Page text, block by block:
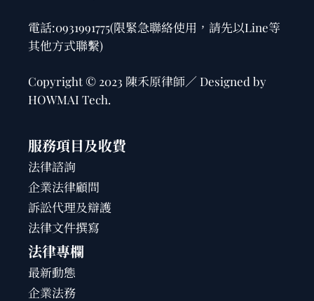
電話:0931991775(限緊急聯絡使用，請先以Line等
其他方式聯繫)
Copyright © 2023 陳禾原律師／ Designed by
HOWMAI Tech.
服務項目及收費
法律諮詢
企業法律顧問
訴訟代理及辯護
法律文件撰寫
法律專欄
最新動態
企業法務